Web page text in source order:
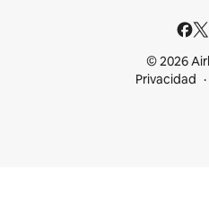
© 2026
Privacidad